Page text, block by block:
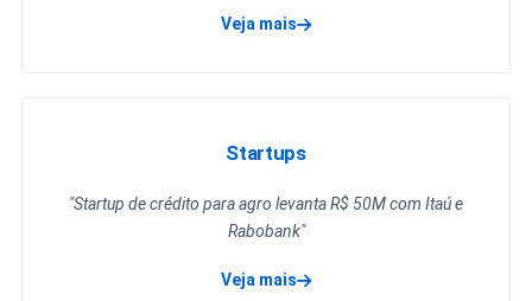
Veja mais
sobre a matéria da Globo Rural
Startups
"Startup de crédito para agro levanta R$ 50M com Itaú e
Rabobank"
Veja mais
sobre a matéria da Startups